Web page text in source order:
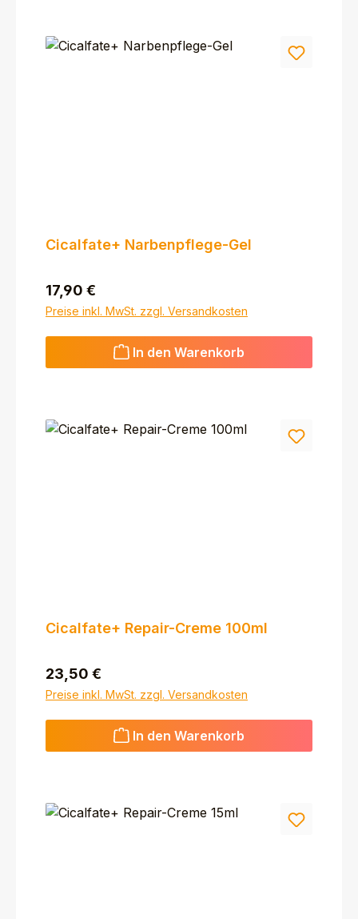
Cicalfate+ Narbenpflege-Gel
Regulärer Preis:
17,90 €
Preise inkl. MwSt. zzgl. Versandkosten
In den Warenkorb
Cicalfate+ Repair-Creme 100ml
Regulärer Preis:
23,50 €
Preise inkl. MwSt. zzgl. Versandkosten
In den Warenkorb